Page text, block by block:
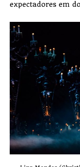
expectadores em